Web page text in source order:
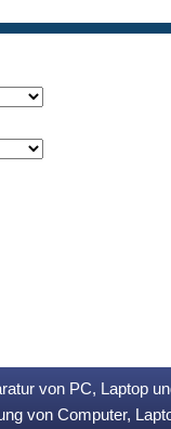
von PC, Laptop
von Computer,